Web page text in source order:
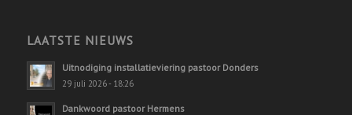
LAATSTE NIEUWS
Uitnodiging installatieviering pastoor Donders
29 juli 2026 - 18:26
Dankwoord pastoor Hermens